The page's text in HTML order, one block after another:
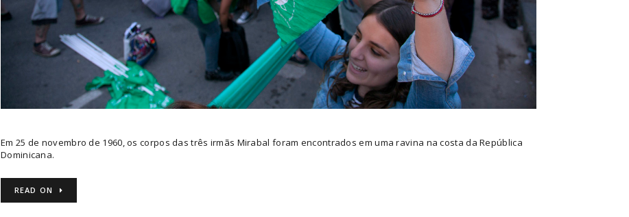
Em 25 de novembro de 1960, os corpos das três irmãs Mirabal foram encontrados em uma ravina na costa da República
Dominicana.
READ ON